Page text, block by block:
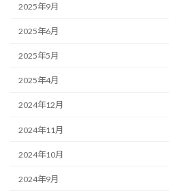
2025年9月
2025年6月
2025年5月
2025年4月
2024年12月
2024年11月
2024年10月
2024年9月